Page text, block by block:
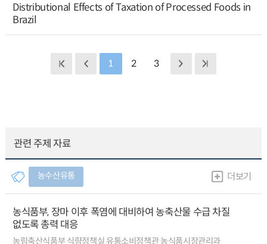
Distributional Effects of Taxation of Processed Foods in
Brazil
1 2 3
관련 주제 자료
농수산유통 더보기
농식품부, 장마 이후 폭염에 대비하여 농축산물 수급 차질
없도록 총력 대응
농림축산식품부 식량정책실 유통소비정책관 농식품시장관리과